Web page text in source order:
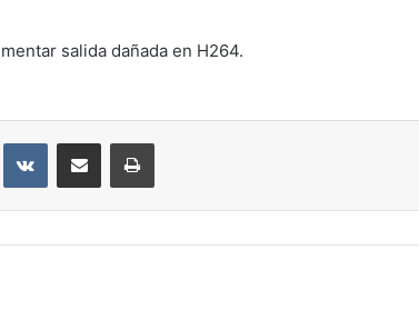
salida dañada en H264.